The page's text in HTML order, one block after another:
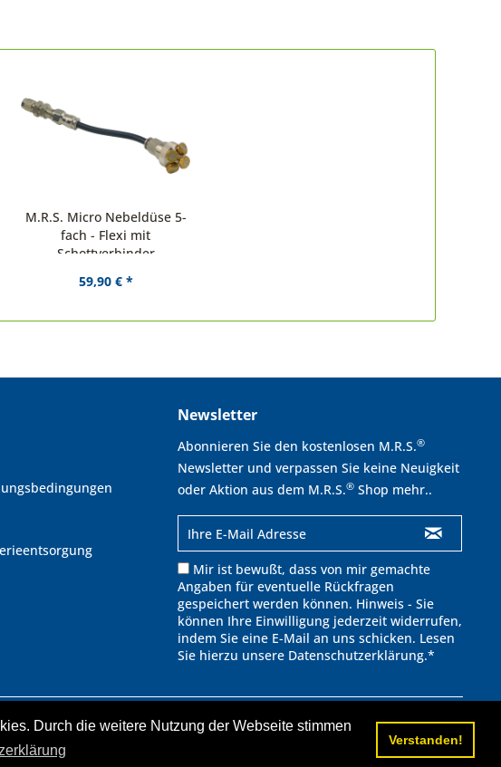
Durch die weitere Nutzung der Webseite stimmen
Verstanden!
M.R.S. Micro Nebeldüse 5-
fach - Flexi mit
Schottverbinder
59,90 € *
Newsletter
Abonnieren Sie den kostenlosen M.R.S.®
Newsletter und verpassen Sie keine Neuigkeit
oder Aktion aus dem M.R.S.® Shop mehr..
Mir ist bewußt, dass von mir gemachte
Angaben für eventuelle Rückfragen
gespeichert werden können. Hinweis - Sie
können Ihre Einwilligung jederzeit widerrufen,
indem Sie eine E-Mail an uns schicken. Lesen
Sie hierzu unsere Datenschutzerklärung.*
wenn nicht anders beschrieben.
Verkaufspreis.
∧